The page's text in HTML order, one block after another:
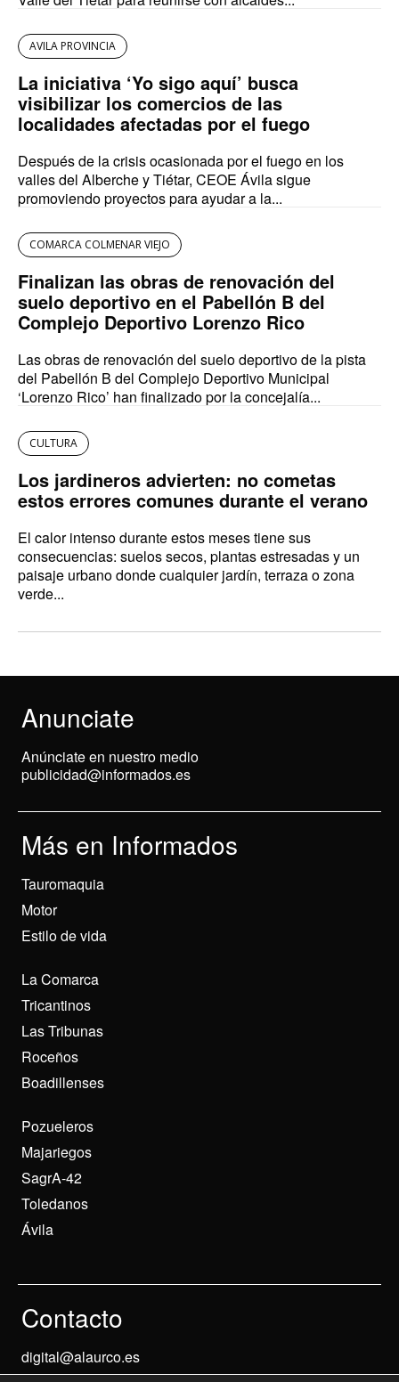
AVILA PROVINCIA
La iniciativa ‘Yo sigo aquí’ busca
visibilizar los comercios de las
localidades afectadas por el fuego
Después de la crisis ocasionada por el fuego en los
valles del Alberche y Tiétar, CEOE Ávila sigue
promoviendo proyectos para ayudar a la...
COMARCA COLMENAR VIEJO
Finalizan las obras de renovación del
suelo deportivo en el Pabellón B del
Complejo Deportivo Lorenzo Rico
Las obras de renovación del suelo deportivo de la pista
del Pabellón B del Complejo Deportivo Municipal
‘Lorenzo Rico’ han finalizado por la concejalía...
CULTURA
Los jardineros advierten: no cometas
estos errores comunes durante el verano
El calor intenso durante estos meses tiene sus
consecuencias: suelos secos, plantas estresadas y un
paisaje urbano donde cualquier jardín, terraza o zona
verde...
Anunciate
Anúnciate en nuestro medio
publicidad@informados.es
Más en Informados
Tauromaquia
Motor
Estilo de vida
La Comarca
Tricantinos
Las Tribunas
Roceños
Boadillenses
Pozueleros
Majariegos
SagrA-42
Toledanos
Ávila
Contacto
digital@alaurco.es